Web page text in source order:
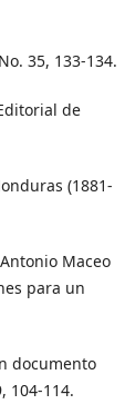
35, 133-134.
de
(1881-
Maceo
para un
documento
104-114.